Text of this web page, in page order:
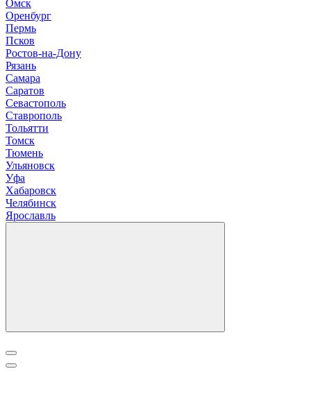
Омск
Оренбург
Пермь
Псков
Ростов-на-Дону
Рязань
Самара
Саратов
Севастополь
Ставрополь
Тольятти
Томск
Тюмень
Ульяновск
Уфа
Хабаровск
Челябинск
Ярославль